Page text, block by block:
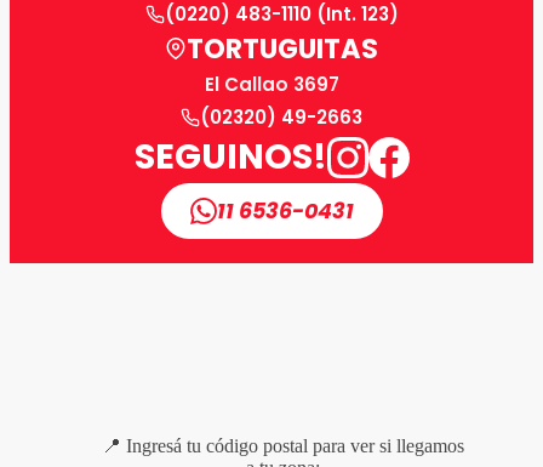
(0220) 483-1110 (Int. 123)
TORTUGUITAS
El Callao 3697
(02320) 49-2663
SEGUINOS!
11 6536-0431
📍 Ingresá tu código postal para ver si llegamos